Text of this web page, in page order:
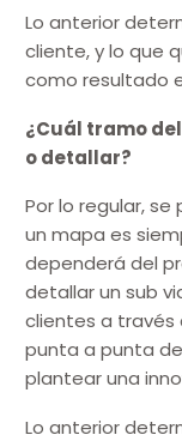
Lo anterior
cliente, y lo que
como resultado
¿Cuál tramo
o detallar?
Por lo regular,
un mapa es
dependerá del
detallar un sub­
clientes a través
punta a punta
plantear una
Lo anterior